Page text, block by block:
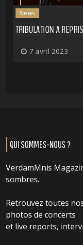
News
TRIBULATION A
7 avril 2023
QUI SOMMES-NOUS ?
VerdamMnis
sombres.
Retrouvez toutes
photos de concerts
et live reports,